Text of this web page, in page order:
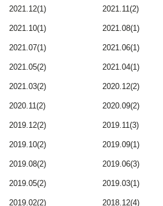
2021.12(1) 2021.11(2)
2021.10(1) 2021.08(1)
2021.07(1) 2021.06(1)
2021.05(2) 2021.04(1)
2021.03(2) 2020.12(2)
2020.11(2) 2020.09(2)
2019.12(2) 2019.11(3)
2019.10(2) 2019.09(1)
2019.08(2) 2019.06(3)
2019.05(2) 2019.03(1)
2019.02(2) 2018.12(4)